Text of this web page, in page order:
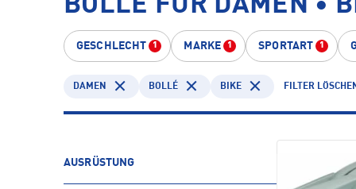
BOLLÉ FÜR DAMEN •
GESCHLECHT 1 MARKE 1 SPORTART 1
DAMEN BOLLÉ BIKE FILTER
AUSRÜSTUNG